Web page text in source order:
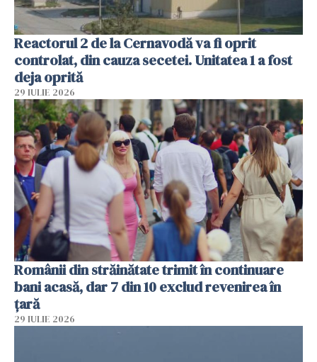
Reactorul 2 de la Cernavodă va fi oprit
controlat, din cauza secetei. Unitatea 1 a fost
deja oprită
29 IULIE 2026
Românii din străinătate trimit în continuare
bani acasă, dar 7 din 10 exclud revenirea în
țară
29 IULIE 2026